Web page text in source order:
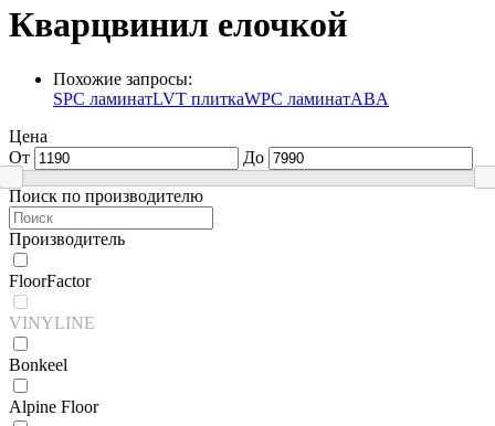
Кварцвинил елочкой
Похожие запросы:
SPC ламинатLVT плиткаWPC ламинатABA
Цена
От
До
Поиск по производителю
Производитель
FloorFactor
VINYLINE
Bonkeel
Alpine Floor